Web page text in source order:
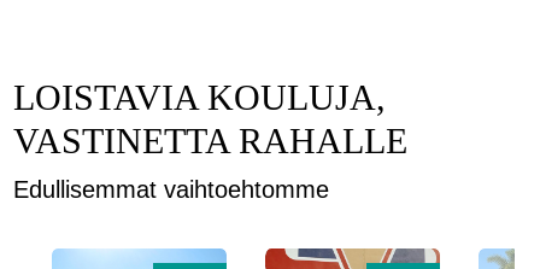
LOISTAVIA KOULUJA,
VASTINETTA RAHALLE
Edullisemmat vaihtoehtomme